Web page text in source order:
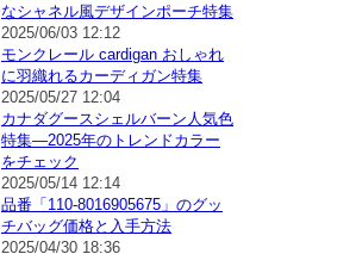
なシャネル風デザインポーチ特集
2025/06/03 12:12
モンクレール cardigan おしゃれ
に羽織れるカーディガン特集
2025/05/27 12:04
カナダグースシェルバーン人気色
特集—2025年のトレンドカラー
をチェック
2025/05/14 12:14
品番「110-8016905675」のグッ
チバッグ価格と入手方法
2025/04/30 18:36